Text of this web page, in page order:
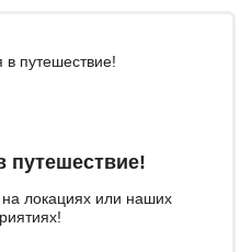
путешествие!
локациях или наших